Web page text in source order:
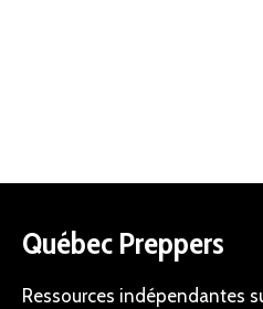
Québec Preppers
Ressources indépendantes